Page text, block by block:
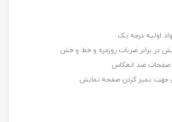
اولیه درجه یک
در برابر ضربات روزمره و خط و خش
صفحات ضد انعکاس
تمیز کردن صفحه نمایش